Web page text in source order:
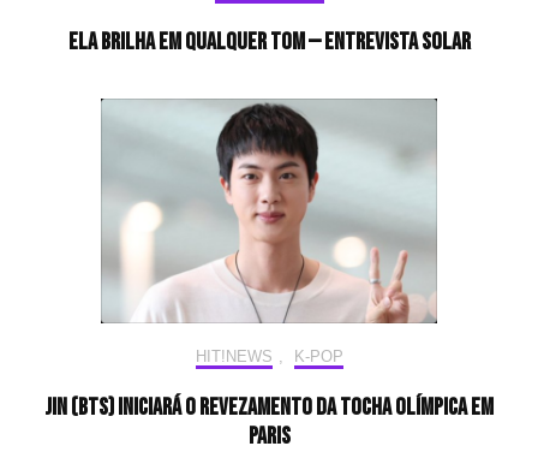
Ela brilha em qualquer tom — Entrevista Solar
HIT!NEWS K-POP
Jin (BTS) iniciará o revezamento da tocha olímpica em
Paris